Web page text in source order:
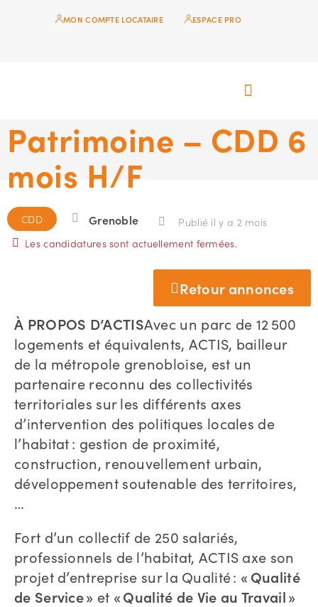
MON COMPTE LOCATAIRE ESPACE PRO
Patrimoine – CDD 6
mois H/F
CDD Grenoble
Publié il y a 2 mois
Les candidatures sont actuellement fermées.
Retour annonces
À PROPOS D’ACTISAvec un parc de 12 500
logements et équivalents, ACTIS, bailleur
de la métropole grenobloise, est un
partenaire reconnu des collectivités
territoriales sur les différents axes
d’intervention des politiques locales de
l’habitat : gestion de proximité,
construction, renouvellement urbain,
développement soutenable des territoires,
…
Fort d’un collectif de 250 salariés,
professionnels de l’habitat, ACTIS axe son
projet d’entreprise sur la Qualité : « Qualité
de Service » et « Qualité de Vie au Travail »